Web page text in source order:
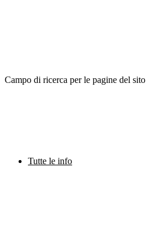
Campo di ricerca per le pagine del sito
Tutte le info